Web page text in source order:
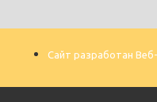
Сайт разработан